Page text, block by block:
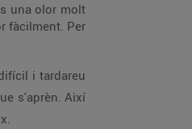
una olor molt
fàcilment. Per
i tardareu
s'aprèn. Així